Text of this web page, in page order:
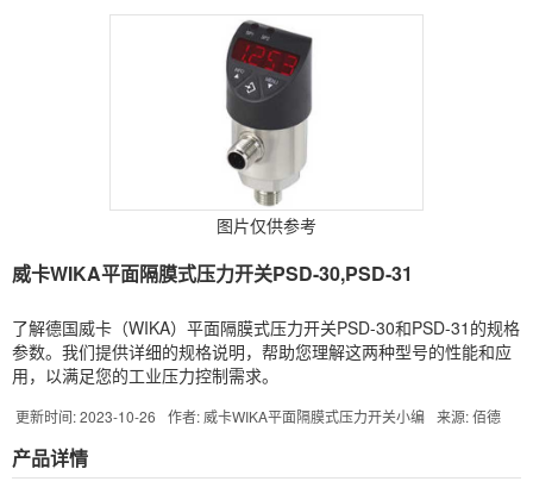
图片仅供参考
威卡WIKA平面隔膜式压力开关PSD-30,PSD-31
了解德国威卡（WIKA）平面隔膜式压力开关PSD-30和PSD-31的规格
参数。我们提供详细的规格说明，帮助您理解这两种型号的性能和应
用，以满足您的工业压力控制需求。
更新时间: 2023-10-26 作者: 威卡WIKA平面隔膜式压力开关小编 来源: 佰德
产品详情